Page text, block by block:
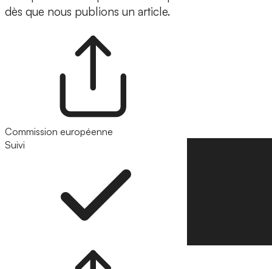
dès que nous publions un article.
Commission européenne
Suivi